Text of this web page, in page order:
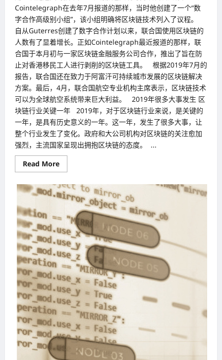
Cointelegraph在去年7月报道的那样，当时他创建了一个“数
字合作高级别小组”，该小组明确将区块链技术列入了议程。
自从Guterres创建了数字合作计划以来，联合国使用区块链的
人数有了显着增长。正如Cointelegraph最近报道的那样，联
合国于本月初与一家区块链金融服务公司合作，推出了旨在防
止对香港移民工人进行剥削的区块链工具。 根据2019年7月的
报告，联合国还在致力于阿富汗可持续城市发展的区块链解决
方案。最后，4月，联合国航空专业机构主席表示，区块链技术
可以为全球航空系统带来巨大利益。 2019年很多大事发生 区
块链行业关键一年 2019年，对于区块链行业来说，是关键的
一年，是具有历史意义的一年。这一年，发生了很多大事，让
整个行业发生了变化。政府和大公司机构对区块链的关注愈加
强烈，主流国家呈现出拥抱区块链的态度。 ...
Read MoreRead
more
成
组
织
技
术
之
一
联
合
国
将
采
用
区
块
链
技
术